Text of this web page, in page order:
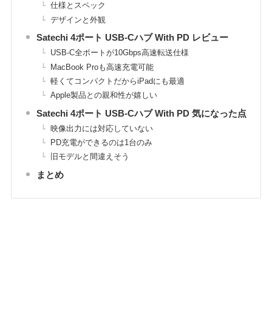
仕様とスペック
デザインと外観
Satechi 4ポート USB-Cハブ With PD レビュー
USB-C全ポートが10Gbps高速転送仕様
MacBook Proも高速充電可能
軽くてコンパクトだからiPadにも最適
Apple製品との親和性が嬉しい
Satechi 4ポート USB-Cハブ With PD 気になった点
映像出力には対応していない
PD充電ができるのは1台のみ
旧モデルと間違えそう
まとめ